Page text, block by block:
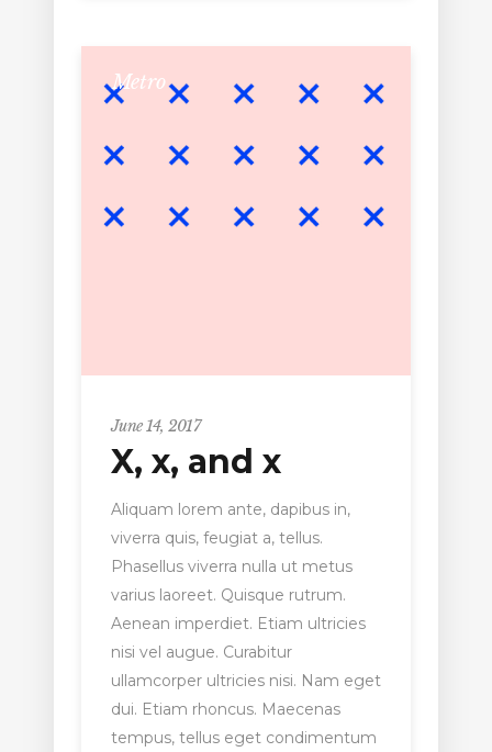
Metro
June 14, 2017
X, x, and x
Aliquam lorem ante, dapibus in,
viverra quis, feugiat a, tellus.
Phasellus viverra nulla ut metus
varius laoreet. Quisque rutrum.
Aenean imperdiet. Etiam ultricies
nisi vel augue. Curabitur
ullamcorper ultricies nisi. Nam eget
dui. Etiam rhoncus. Maecenas
tempus, tellus eget condimentum